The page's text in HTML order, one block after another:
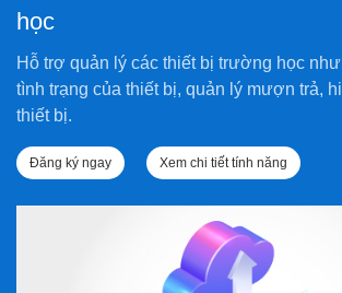
học
Hỗ trợ quản lý các thiết bị trường học
tình trạng của thiết bị, quản lý mượn trả,
thiết bị.
Đăng ký ngay Xem chi tiết tính năng